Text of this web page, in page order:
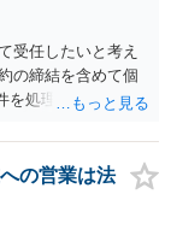
受任したいと考え
の締結を含めて個
処理し、時間を
ます。
の営業は法